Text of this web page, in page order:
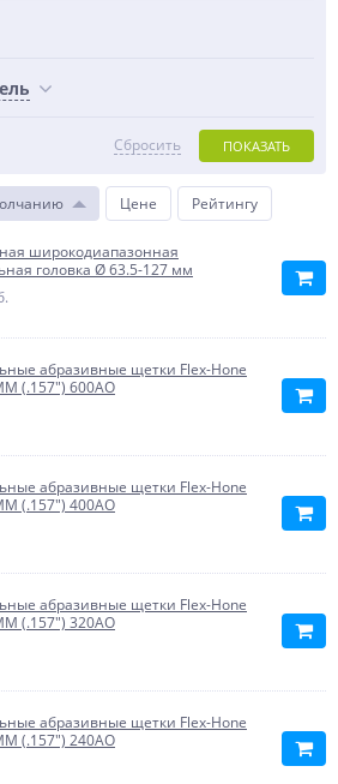
ПОКАЗАТЬ
Сбросить
Цене Рейтингу
широкодиапазонная
головка Ø 63.5-127 мм
абразивные щетки Flex-Hone
(.157") 600AO
абразивные щетки Flex-Hone
(.157") 400AO
абразивные щетки Flex-Hone
(.157") 320AO
абразивные щетки Flex-Hone
(.157") 240AO